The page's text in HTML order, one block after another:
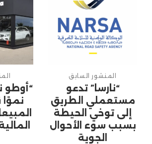
المنشور السابق
“نارسا” تدعو
مستعملي الطريق
إلى توخي الحيطة
بسبب سوء الأحوال
الجوية
“أوطو
نموًا
المالية